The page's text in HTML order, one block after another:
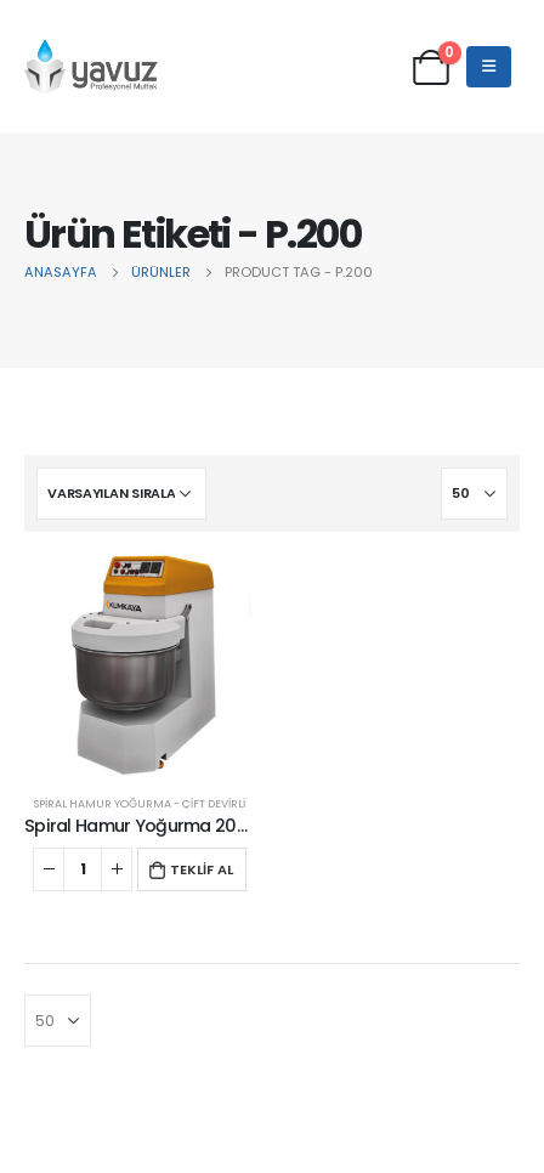
0
Ürün Etiketi - P.200
ANASAYFA ÜRÜNLER PRODUCT TAG - P.200
SPİRAL HAMUR YOĞURMA - ÇİFT DEVİRLİ
Spiral Hamur Yoğurma 200 Lt
TEKLİF AL